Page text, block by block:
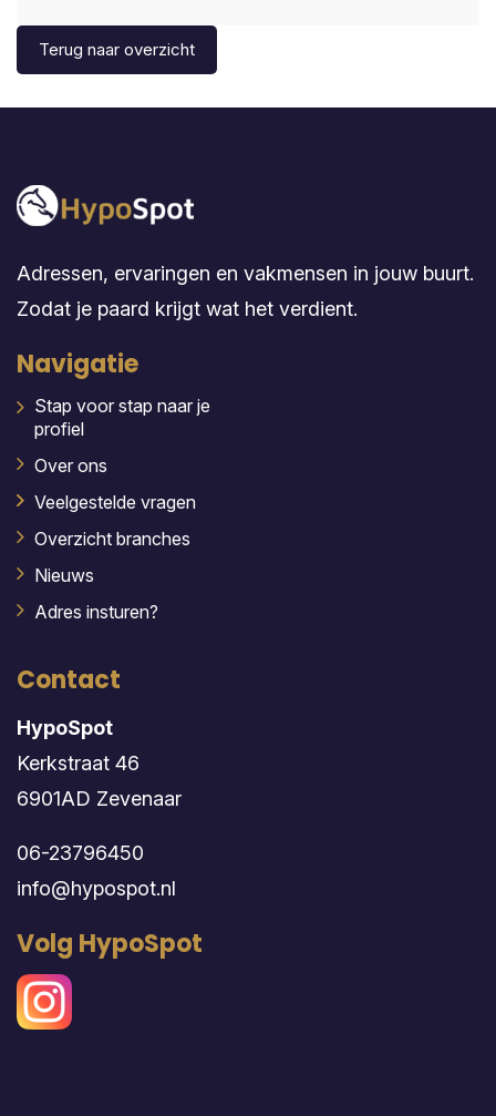
Terug naar overzicht
Adressen, ervaringen en vakmensen in jouw buurt.
Zodat je paard krijgt wat het verdient.
Navigatie
Stap voor stap naar je
profiel
Over ons
Veelgestelde vragen
Overzicht branches
Nieuws
Adres insturen?
Contact
HypoSpot
Kerkstraat 46
6901AD Zevenaar
06-23796450
info@hypospot.nl
Volg HypoSpot